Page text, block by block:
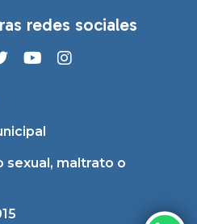
redes sociales
sexual, maltrato o